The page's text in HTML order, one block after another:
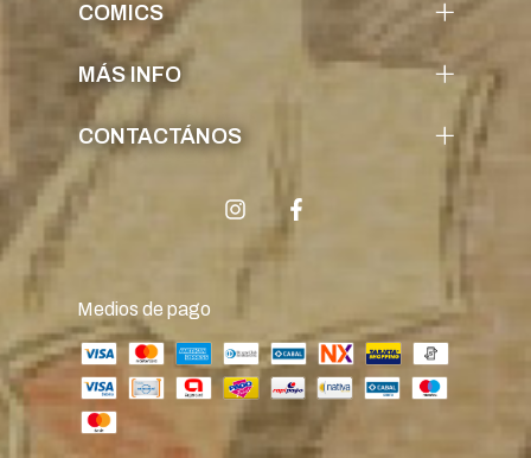
COMICS
MÁS INFO
CONTACTÁNOS
Medios de pago